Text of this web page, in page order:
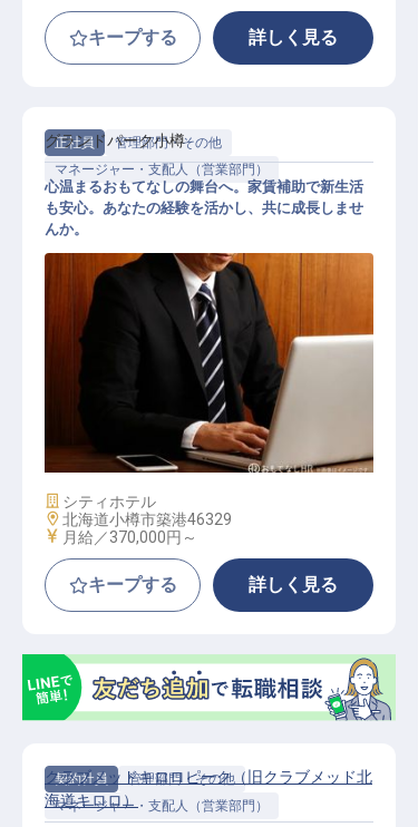
キープする 詳しく見る
正社員
管理部門・その他
マネージャー・支配人（営業部門）
宴会セールスマネージャー【 グラン
ドパーク小樽】
グランドパーク小樽
心温まるおもてなしの舞台へ。家賃補助で新生活
も安心。あなたの経験を活かし、共に成長しませ
んか。
施設業態
シティホテル
勤務地
北海道小樽市築港46329
給与
月給／370,000円～
キープする 詳しく見る
契約社員
管理部門・その他
マネージャー・支配人（営業部門）
クラブメッドキロロピーク（旧クラブメッド北
海道キロロ）